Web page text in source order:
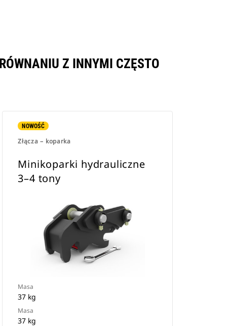
Z INNYMI CZĘSTO
NOWOŚĆ
Złącza – koparka
Minikoparki hydrauliczne
3–4 tony
Masa
37 kg
Masa
37 kg